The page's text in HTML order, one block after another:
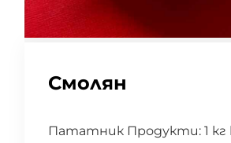
Смолян
Пататник Продукти: 1